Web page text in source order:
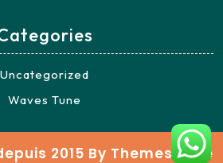
Uncategorized
Waves Tune
2015 By Themespride